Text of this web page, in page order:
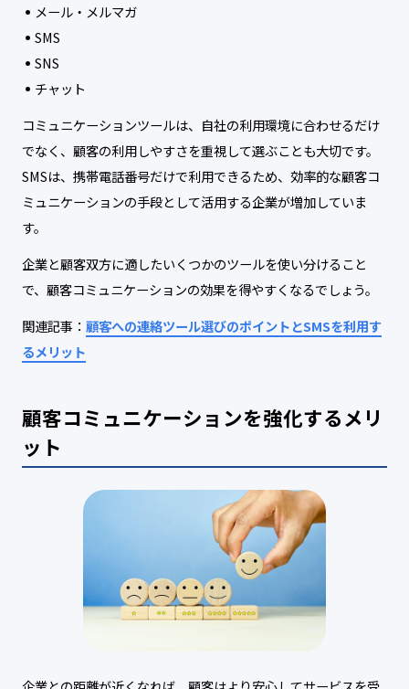
メール・メルマガ
SMS
SNS
チャット
コミュニケーションツールは、自社の利用環境に合わせるだけ
でなく、顧客の利用しやすさを重視して選ぶことも大切です。
SMSは、携帯電話番号だけで利用できるため、効率的な顧客コ
ミュニケーションの手段として活用する企業が増加していま
す。
企業と顧客双方に適したいくつかのツールを使い分けること
で、顧客コミュニケーションの効果を得やすくなるでしょう。
関連記事： 顧客への連絡ツール選びのポイントとSMSを利用す
るメリット
顧客コミュニケーションを強化するメリ
ット